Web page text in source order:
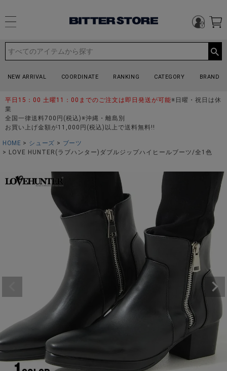
NEW ARRIVAL COORDINATE RANKING CATEGORY BRAND
平日15：00 土曜11：00までのご注文は即日発送が可能※日曜・祝日は休
業
全国一律送料700円(税込)※沖縄・離島別
お買い上げ金額が11,000円(税込)以上で送料無料!!
HOME シューズ
ブーツ
LOVE HUNTER(ラブハンター)ダブルジップハイヒールブーツ/全1色